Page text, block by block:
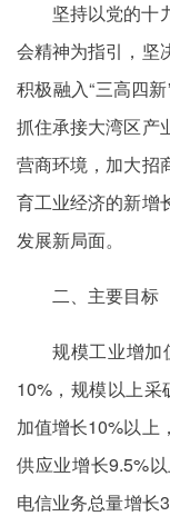
坚持以党的十
会精神为指引，坚
积极融入“三高四
抓住承接大湾区产
营商环境，加大招
育工业经济的新增
发展新局面。
二、主要目标
规模工业增加
10%，规模以上
加值增长10%以上
供应业增长9.5%
电信业务总量增长